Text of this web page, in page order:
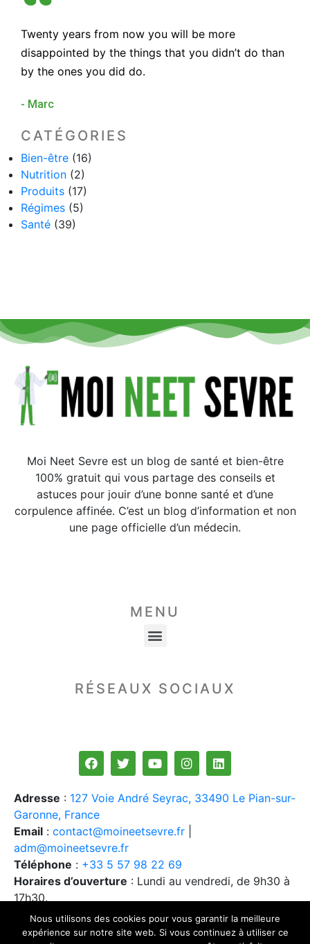
Twenty years from now you will be more
disappointed by the things that you didn’t do than
by the ones you did do.
- Marc
CATÉGORIES
Bien-être (16)
Nutrition (2)
Produits (17)
Régimes (5)
Santé (39)
Moi Neet Sevre est un blog de santé et bien-être
100% gratuit qui vous partage des conseils et
astuces pour jouir d’une bonne santé et d’une
corpulence affinée. C’est un blog d’information et non
une page officielle d’un médecin.
MENU
RÉSEAUX SOCIAUX
Adresse : 127 Voie André Seyrac, 33490 Le Pian-sur-
Garonne, France
Email : contact@moineetsevre.fr
adm@moineetsevre.fr
Téléphone : +33 5 57 98 22 69
Horaires d’ouverture : Lundi au vendredi, de 9h30 à
17h30.
Nous utilisons des cookies pour vous garantir la meilleure
expérience sur notre site web. Si vous continuez à utiliser ce